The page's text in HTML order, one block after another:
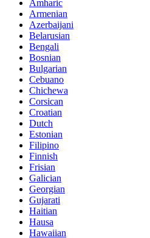
Amharic
Armenian
Azerbaijani
Belarusian
Bengali
Bosnian
Bulgarian
Cebuano
Chichewa
Corsican
Croatian
Dutch
Estonian
Filipino
Finnish
Frisian
Galician
Georgian
Gujarati
Haitian
Hausa
Hawaiian